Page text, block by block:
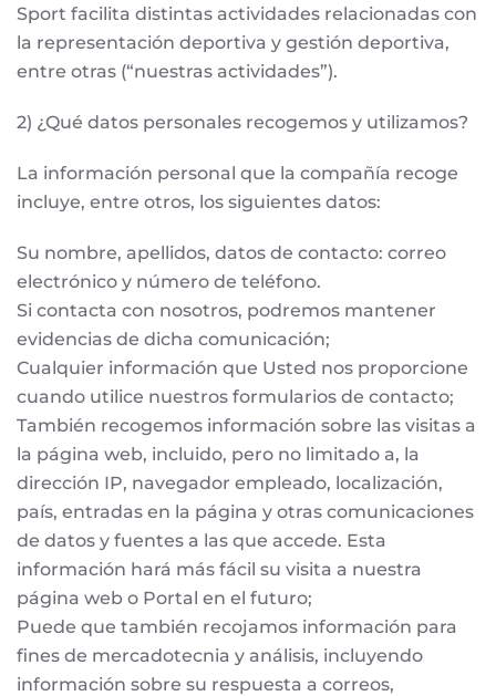
Sport facilita distintas actividades relacionadas con
la representación deportiva y gestión deportiva,
entre otras (“nuestras actividades”).
2) ¿Qué datos personales recogemos y utilizamos?
La información personal que la compañía recoge
incluye, entre otros, los siguientes datos:
Su nombre, apellidos, datos de contacto: correo
electrónico y número de teléfono.
Si contacta con nosotros, podremos mantener
evidencias de dicha comunicación;
Cualquier información que Usted nos proporcione
cuando utilice nuestros formularios de contacto;
También recogemos información sobre las visitas a
la página web, incluido, pero no limitado a, la
dirección IP, navegador empleado, localización,
país, entradas en la página y otras comunicaciones
de datos y fuentes a las que accede. Esta
información hará más fácil su visita a nuestra
página web o Portal en el futuro;
Puede que también recojamos información para
fines de mercadotecnia y análisis, incluyendo
información sobre su respuesta a correos,